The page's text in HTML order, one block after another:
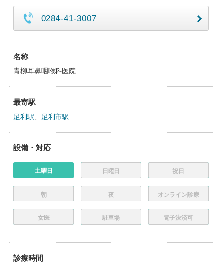
0284-41-3007
名称
青柳耳鼻咽喉科医院
最寄駅
足利駅 足利市駅
設備・対応
土曜日 日曜日 祝日
朝 夜 オンライン診療
女医 駐車場 電子決済可
診療時間